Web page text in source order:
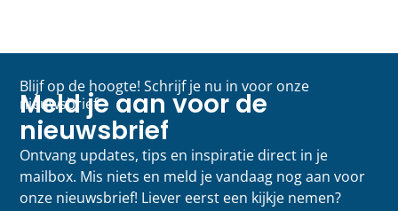
Blijf op de hoogte! Schrijf je nu in voor onze
nieuwsbrief
Meld je aan voor de
nieuwsbrief
Ontvang updates, tips en inspiratie direct in je
mailbox. Mis niets en meld je vandaag nog aan voor
onze nieuwsbrief! Liever eerst een kijkje nemen?